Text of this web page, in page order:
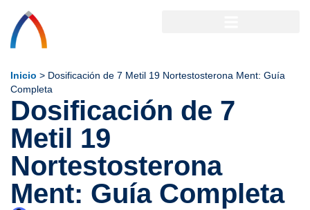
Inicio > Dosificación de 7 Metil 19 Nortestosterona Ment: Guía
Completa
Dosificación de 7
Metil 19
Nortestosterona
Ment: Guía Completa